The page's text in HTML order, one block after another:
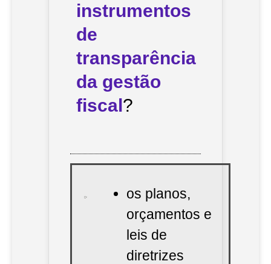
instrumentos
de
transparência
da gestão
fiscal ?
os planos,
orçamentos e
leis de
diretrizes